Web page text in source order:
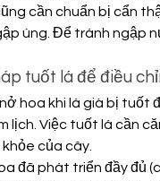
cần chuẩn bị cẩn
úng. Để tránh ngập
tuốt lá để điều
hoa khi lá già bị tuốt
lịch. Việc tuốt lá cần
của cây.
đã phát triển đầy đủ